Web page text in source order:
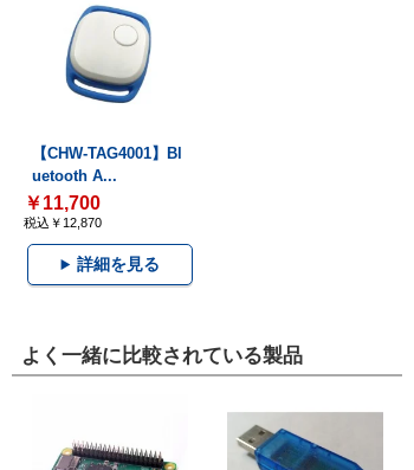
【CHW-TAG4001】Bl
uetooth A...
￥11,700
税込￥12,870
詳細を見る
よく一緒に比較されている製品